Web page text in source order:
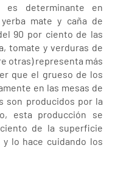
es determinante en
mate y caña de
90 por ciento de las
tomate y verduras de
otras) representa más
que el grueso de los
en las mesas de
son producidos por la
esta producción se
de la superficie
lo hace cuidando los